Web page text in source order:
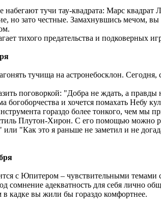
набегают тучи тау-квадрата: Марс
но зато честные. Замахнувшись мечом,
тихого предательства и подковерных
тучища на астронебосклон.
поговоркой: "Добра не ждать, а правды
богоборчества и хочется помахать Небу
гораздо более тонкого, чем мы
Плутон-Хирон. С его помощью можно
"Как это я раньше не заметил и не
с Юпитером – чувствительными темами
сомнение адекватность для себя лично
в кадке вы жили бы гораздо комфортнее.